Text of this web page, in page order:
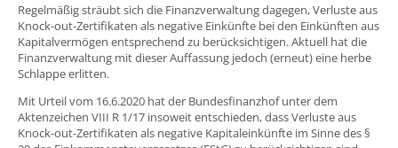
Regelmäßig sträubt sich die Finanzverwaltung dagegen, Verluste aus
Knock-out-Zertifikaten als negative Einkünfte bei den Einkünften aus
Kapitalvermögen entsprechend zu berücksichtigen. Aktuell hat die
Finanzverwaltung mit dieser Auffassung jedoch (erneut) eine herbe
Schlappe erlitten.
Mit Urteil vom 16.6.2020 hat der Bundesfinanzhof unter dem
Aktenzeichen VIII R 1/17 insoweit entschieden, dass Verluste aus
Knock-out-Zertifikaten als negative Kapitaleinkünfte im Sinne des §